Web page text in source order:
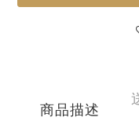
商品描述